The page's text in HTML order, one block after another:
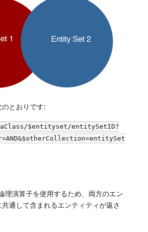
とおりです:
$entityset/entitySetID?
理演算子を使用するため、両方のエン
通して含まれるエンティティが返さ